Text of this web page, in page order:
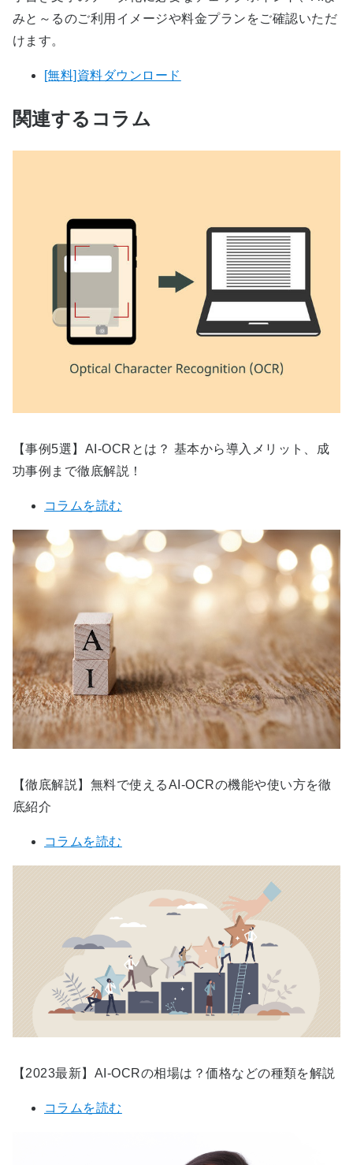
みと～るのご利用イメージや料金プランをご確認いただ
けます。
[無料]資料ダウンロード
関連するコラム
【事例5選】AI-OCRとは？ 基本から導入メリット、成
功事例まで徹底解説！
コラムを読む
【徹底解説】無料で使えるAI-OCRの機能や使い方を徹
底紹介
コラムを読む
【2023最新】AI-OCRの相場は？価格などの種類を解説
コラムを読む